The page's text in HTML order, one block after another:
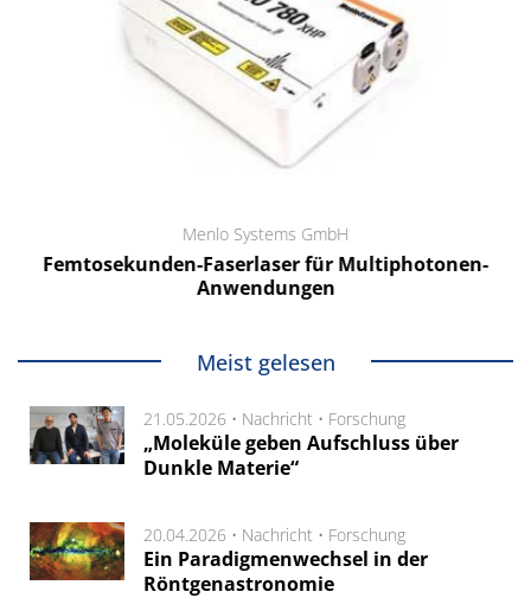
Menlo Systems GmbH
Femtosekunden-Faserlaser für Multiphotonen-
Anwendungen
Meist gelesen
21.05.2026 • Nachricht • Forschung
„Moleküle geben Aufschluss über
Dunkle Materie“
20.04.2026 • Nachricht • Forschung
Ein Paradigmenwechsel in der
Röntgenastronomie